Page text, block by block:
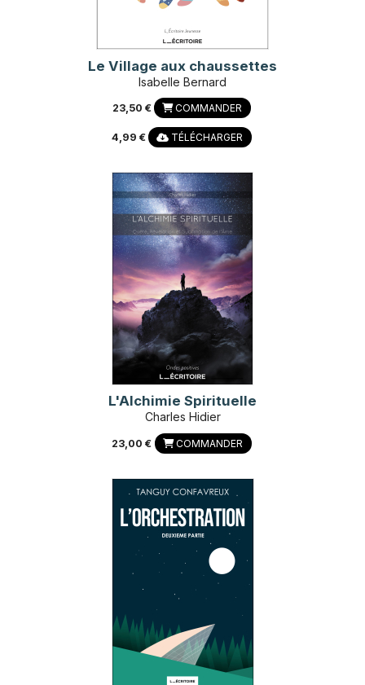
Le Village aux chaussettes
Isabelle Bernard
23,50 € COMMANDER
4,99 € TÉLÉCHARGER
L'Alchimie Spirituelle
Charles Hidier
23,00 € COMMANDER